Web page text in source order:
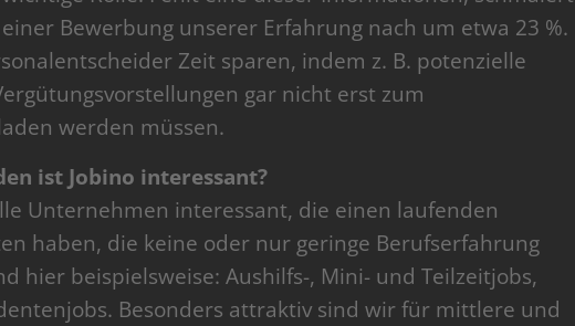
Bewerbung unserer Erfahrung nach um etwa 23 %.
Zeit sparen, indem z. B. potenzielle
gar nicht erst zum
werden müssen.
ist Jobino interessant?
Unternehmen interessant, die einen laufenden
haben, die keine oder nur geringe Berufserfahrung
hier beispielsweise: Aushilfs-, Mini- und Teilzeitjobs,
Besonders attraktiv sind wir für mittlere und